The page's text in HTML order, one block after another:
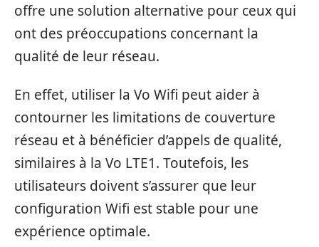
offre une solution alternative pour ceux qui
ont des préoccupations concernant la
qualité de leur réseau.
En effet, utiliser la Vo Wifi peut aider à
contourner les limitations de couverture
réseau et à bénéficier d’appels de qualité,
similaires à la Vo LTE1. Toutefois, les
utilisateurs doivent s’assurer que leur
configuration Wifi est stable pour une
expérience optimale.